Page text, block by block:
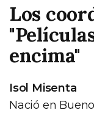
Los
encima"
Isol Misenta
Nació en